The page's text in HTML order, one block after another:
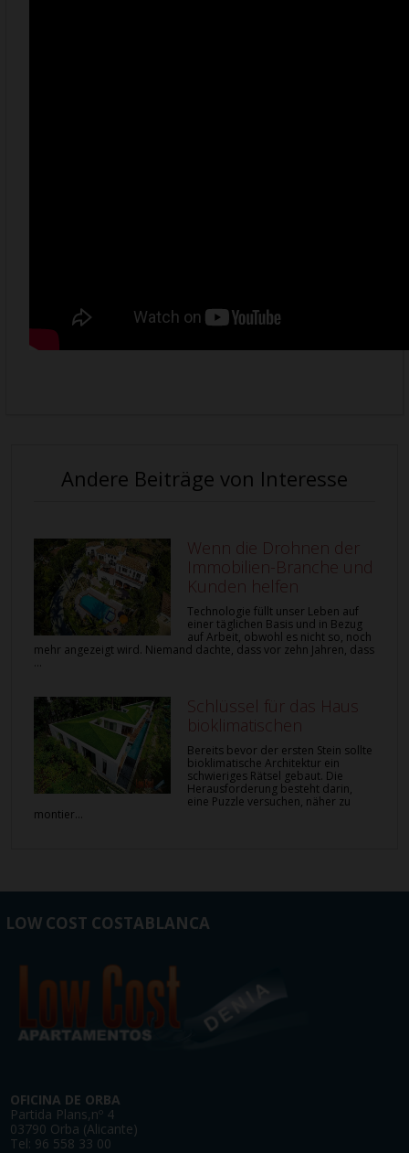
Andere Beiträge von Interesse
Wenn die Drohnen der
Immobilien-Branche und
Kunden helfen
Technologie füllt unser Leben auf
einer täglichen Basis und in Bezug
auf Arbeit, obwohl es nicht so, noch
mehr angezeigt wird. Niemand dachte, dass vor zehn Jahren, dass
...
Schlüssel für das Haus
bioklimatischen
Bereits bevor der ersten Stein sollte
bioklimatische Architektur ein
schwieriges Rätsel gebaut. Die
Herausforderung besteht darin,
eine Puzzle versuchen, näher zu
montier...
LOW COST COSTABLANCA
OFICINA DE ORBA
Partida Plans,nº 4
03790 Orba (Alicante)
​Tel: 96 558 33 00